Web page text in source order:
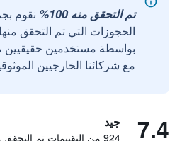
تم التحقق منه 100%
نقوم
الحجوزات التي تم التحقق
مع شركائنا الخارجيين
7.4 جيد
924 من التقييمات تم التحقق منها